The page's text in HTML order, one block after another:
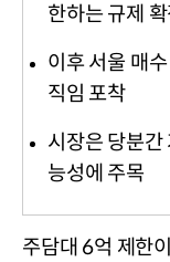
한하는 규제
이후 서울 매
직임 포착
시장은 당분간
능성에 주목
주담대 6억 제한